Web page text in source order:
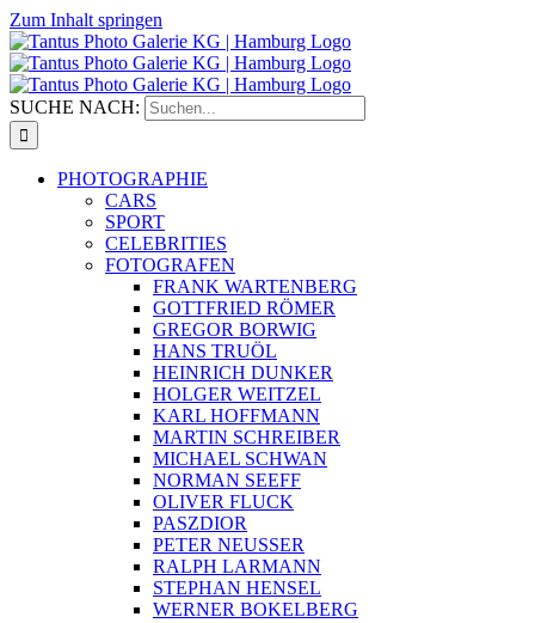
Zum Inhalt springen
SUCHE NACH:
PHOTOGRAPHIE
CARS
SPORT
CELEBRITIES
FOTOGRAFEN
FRANK WARTENBERG
GOTTFRIED RÖMER
GREGOR BORWIG
HANS TRUÖL
HEINRICH DUNKER
HOLGER WEITZEL
KARL HOFFMANN
MARTIN SCHREIBER
MICHAEL SCHWAN
NORMAN SEEFF
OLIVER FLUCK
PASZDIOR
PETER NEUSSER
RALPH LARMANN
STEPHAN HENSEL
WERNER BOKELBERG